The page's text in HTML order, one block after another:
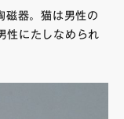
器。猫は男性の
性にたしなめられ